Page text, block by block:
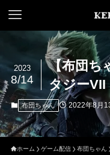
【布団ち
タジー
2023
8/14
布団ちゃん 2022年8月
ホーム ゲーム配信 布団ちゃん